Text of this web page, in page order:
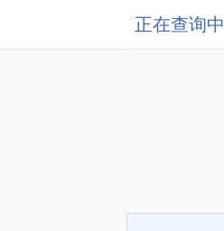
正在查询中